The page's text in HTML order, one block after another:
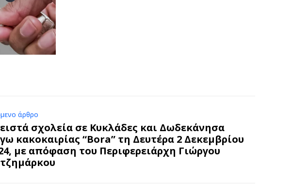
άρθρο
σχολεία σε Κυκλάδες και Δωδεκάνησα
κακοκαιρίας “Bora” τη Δευτέρα 2 Δεκεμβρίου
με απόφαση του Περιφερειάρχη Γιώργου